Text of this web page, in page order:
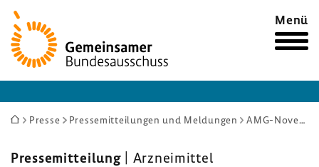
Zur
Startseite
Menü
Sie
hier:
Presse Pressemitteilungen und Meldungen AMG-Novelle bietet zweite Chance für mangelhafte Dossiers bestimmter Unternehmen
Pres­se­mit­tei­lung | Arznei­mittel